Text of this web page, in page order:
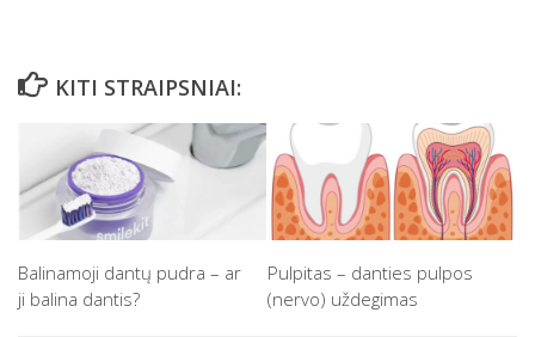
KITI STRAIPSNIAI:
Balinamoji dantų pudra – ar
ji balina dantis?
Pulpitas – danties pulpos
(nervo) uždegimas